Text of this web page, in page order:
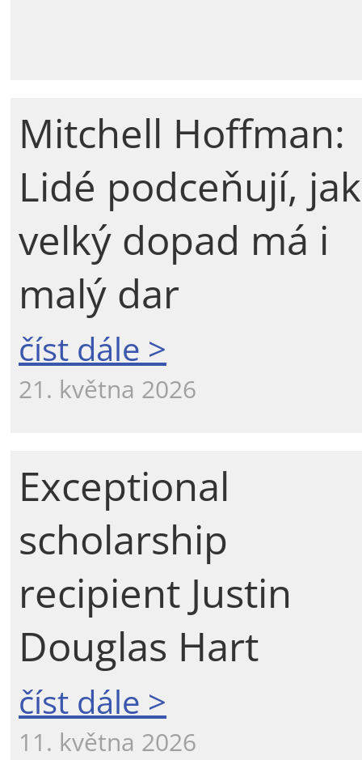
Mitchell Hoffman:
Lidé podceňují, jak
velký dopad má i
malý dar
číst dále >
21. května 2026
Exceptional
scholarship
recipient Justin
Douglas Hart
číst dále >
11. května 2026